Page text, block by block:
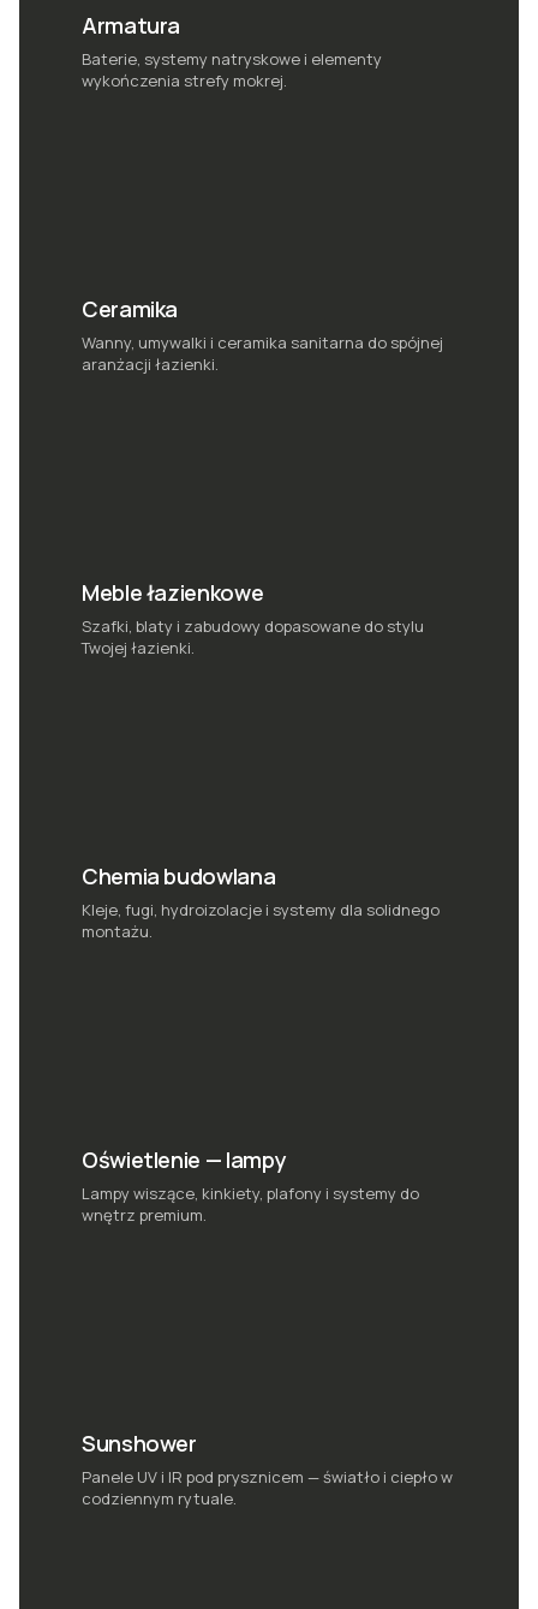
Armatura
Baterie, systemy natryskowe i elementy
wykończenia strefy mokrej.
Ceramika
Wanny, umywalki i ceramika sanitarna do spójnej
aranżacji łazienki.
Meble łazienkowe
Szafki, blaty i zabudowy dopasowane do stylu
Twojej łazienki.
Chemia budowlana
Kleje, fugi, hydroizolacje i systemy dla solidnego
montażu.
Oświetlenie — lampy
Lampy wiszące, kinkiety, plafony i systemy do
wnętrz premium.
Sunshower
Panele UV i IR pod prysznicem — światło i ciepło w
codziennym rytuale.